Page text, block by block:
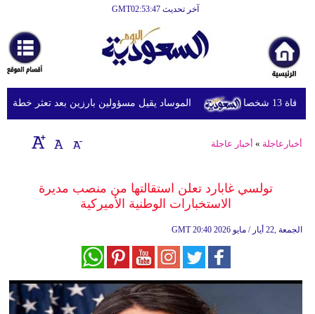
آخر تحديث GMT02:53:47
أخبارعاجلة
رياضة
ثقافة
إقتصاد
وموسيقى
سياحة
الموساد يقيل مسؤولين بارزين بعد تعثر خطة
أخبارعاجلة » أخبار عاجلة
تولسي غابارد تعلن استقالتها من منصب مديرة
الاستخبارات الوطنية الأميركية
GMT 20:40 2026 الجمعة ,22 أيار / مايو